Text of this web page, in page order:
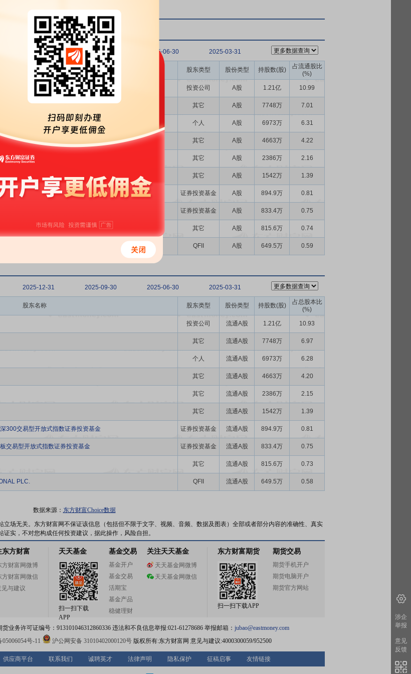
2025-12-31 2025-09-30 2025-06-30 2025-03-31
股东名称 股东类型 股份类型 持股数(股)
占流通股比
(%)
投资公司 A股 1.21亿 10.99
其它 A股 7748万 7.01
个人 A股 6973万 6.31
其它 A股 4663万 4.22
其它 A股 2386万 2.16
其它 A股 1542万 1.39
300交易型开放式指数证券投资基金 证券投资基金 A股 894.9万 0.81
交易型开放式指数证券投资基金 证券投资基金 A股 833.4万 0.75
其它 A股 815.6万 0.74
PLC. QFII A股 649.5万 0.59
2025-12-31 2025-09-30 2025-06-30 2025-03-31
股东名称 股东类型 股份类型 持股数(股)
占总股本比
(%)
投资公司 流通A股 1.21亿 10.93
其它 流通A股 7748万 6.97
个人 流通A股 6973万 6.28
其它 流通A股 4663万 4.20
其它 流通A股 2386万 2.15
其它 流通A股 1542万 1.39
300交易型开放式指数证券投资基金 证券投资基金 流通A股 894.9万 0.81
交易型开放式指数证券投资基金 证券投资基金 流通A股 833.4万 0.75
其它 流通A股 815.6万 0.73
PLC. QFII 流通A股 649.5万 0.58
数据来源： 东方财富Choice数据
场无关。东方财富网不保证该信息（包括但不限于文字、视频、音频、数据及图表）全部或者部分内容的准确性、真实
实，不对您构成任何投资建议，据此操作，风险自担。
东方财富
方财富网微博
方财富网微信
见与建议
天天基金
扫一扫下载
APP
基金交易
基金开户
基金交易
活期宝
基金产品
稳健理财
关注天天基金
天天基金网微博
天天基金网微信
东方财富期货
扫一扫下载APP
期货交易
期货手机开户
期货电脑开户
期货官方网站
业务许可证编号：913101046312860336 违法和不良信息举报:021-61278686 举报邮箱： jubao@eastmoney.com
号-11 沪公网安备 31010402000120号版权所有:东方财富网 意见与建议:4000300059/952500
供应商平台 联系我们 诚聘英才 法律声明 隐私保护 征稿启事 友情链接
涉企
举报
意见
反馈